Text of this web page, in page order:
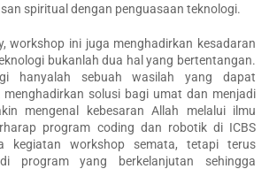
spiritual dengan penguasaan teknologi.
workshop ini juga menghadirkan kesadaran
bukanlah dua hal yang bertentangan.
hanyalah sebuah wasilah yang dapat
solusi bagi umat dan menjadi
mengenal kebesaran Allah melalui ilmu
program coding dan robotik di ICBS
kegiatan workshop semata, tetapi terus
program yang berkelanjutan sehingga